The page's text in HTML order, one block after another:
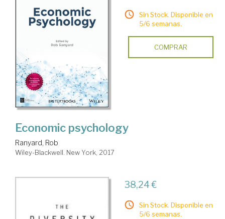
Sin Stock. Disponible en
5/6 semanas.
COMPRAR
Economic psychology
Ranyard, Rob
Wiley-Blackwell. New York, 2017
38,24 €
Sin Stock. Disponible en
5/6 semanas.